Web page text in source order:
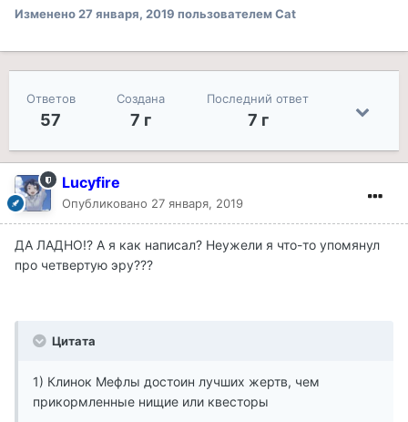
Изменено27 января, 2019 пользователем Cat
Ответов
57
Создана
7 г
Последний ответ
7 г
Lucyfire
Опубликовано 27 января, 2019
ДА ЛАДНО!? А я как написал? Неужели я что-то упомянул
про четвертую эру???
Цитата
1) Клинок Мефлы достоин лучших жертв, чем
прикормленные нищие или квесторы